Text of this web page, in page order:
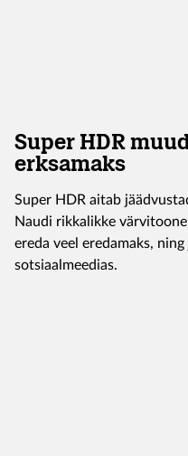
Super HDR
erksamaks
Super HDR aitab
Naudi rikkalikke
ereda veel eredamaks,
sotsiaalmeedias.